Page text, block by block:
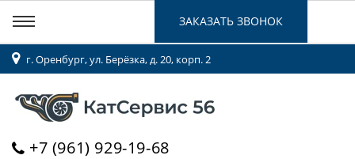
г. Оренбург, ул. Берёзка, д. 20, корп. 2
+7 (961) 929-19-68
ЗАКАЗАТЬ ЗВОНОК